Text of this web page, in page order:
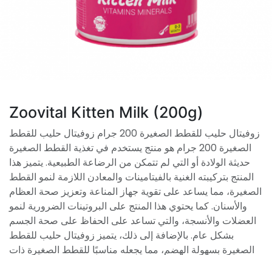
Zoovital Kitten Milk (200g)
زوفيتال حليب للقطط الصغيرة 200 جرام زوفيتال حليب للقطط
الصغيرة 200 جرام هو منتج يستخدم في تغذية القطط الصغيرة
حديثة الولادة أو التي لم تتمكن من الرضاعة الطبيعية. يتميز هذا
المنتج بتركيبته الغنية بالفيتامينات والمعادن اللازمة لنمو القطط
الصغيرة، مما يساعد على تقوية جهاز المناعة وتعزيز صحة العظام
والأسنان. كما يحتوي هذا المنتج على البروتينات الضرورية لنمو
العضلات والأنسجة، والتي تساعد على الحفاظ على صحة الجسم
بشكل عام. بالإضافة إلى ذلك، يتميز زوفيتال حليب للقطط
الصغيرة بسهولة الهضم، مما يجعله مناسبًا للقطط الصغيرة ذات